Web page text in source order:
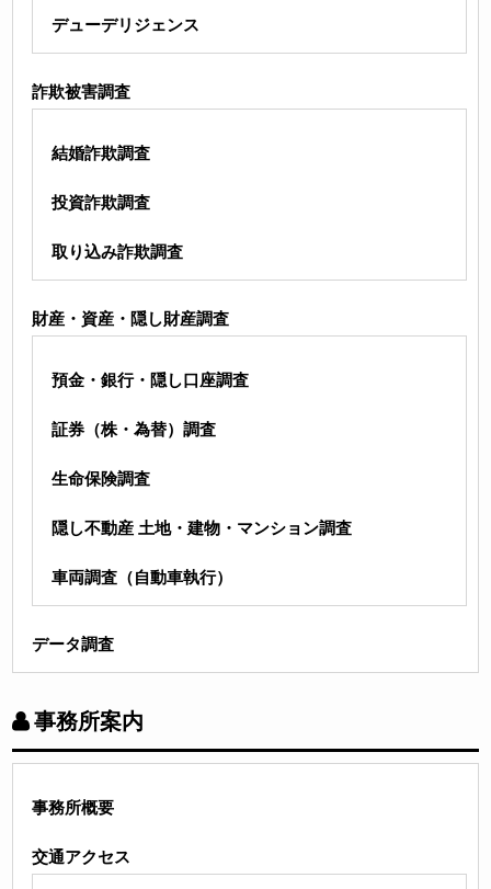
デューデリジェンス
詐欺被害調査
結婚詐欺調査
投資詐欺調査
取り込み詐欺調査
財産・資産・隠し財産調査
預金・銀行・隠し口座調査
証券（株・為替）調査
生命保険調査
隠し不動産 土地・建物・マンション調査
車両調査（自動車執行）
データ調査
事務所案内
事務所概要
交通アクセス